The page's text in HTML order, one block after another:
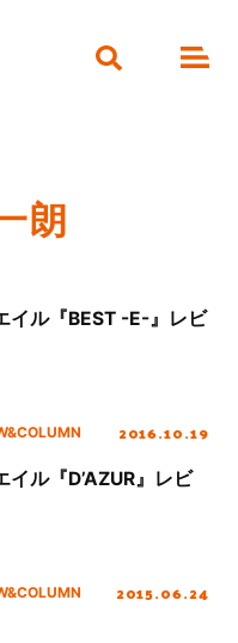
朗
イル『BEST -E-』レビ
2016.10.19
イル『D’AZUR』レビ
2015.06.24